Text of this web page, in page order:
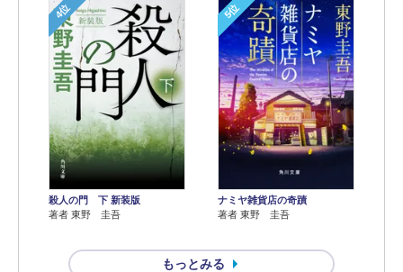
4位
殺人の門 下 新装版
著者 東野 圭吾
5位
ナミヤ雑貨店の奇蹟
著者 東野 圭吾
もっとみる